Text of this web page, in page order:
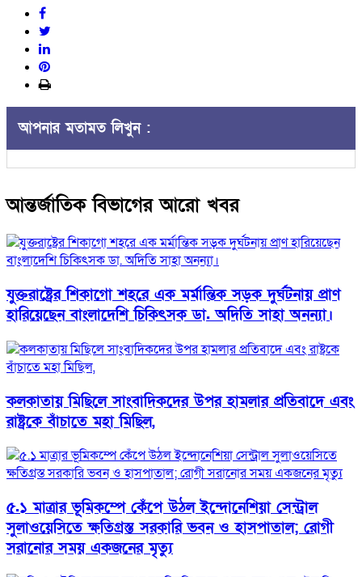
আপনার মতামত লিখুন :
আন্তর্জাতিক বিভাগের আরো খবর
যুক্তরাষ্ট্রের শিকাগো শহরে এক মর্মান্তিক সড়ক দুর্ঘটনায় প্রাণ
হারিয়েছেন বাংলাদেশি চিকিৎসক ডা. অদিতি সাহা অনন্যা।
কলকাতায় মিছিলে সাংবাদিকদের উপর হামলার প্রতিবাদে এবং
রাষ্ট্রকে বাঁচাতে মহা মিছিল,
৫.১ মাত্রার ভূমিকম্পে কেঁপে উঠল ইন্দোনেশিয়া সেন্ট্রাল
সুলাওয়েসিতে ক্ষতিগ্রস্ত সরকারি ভবন ও হাসপাতাল; রোগী
সরানোর সময় একজনের মৃত্যু